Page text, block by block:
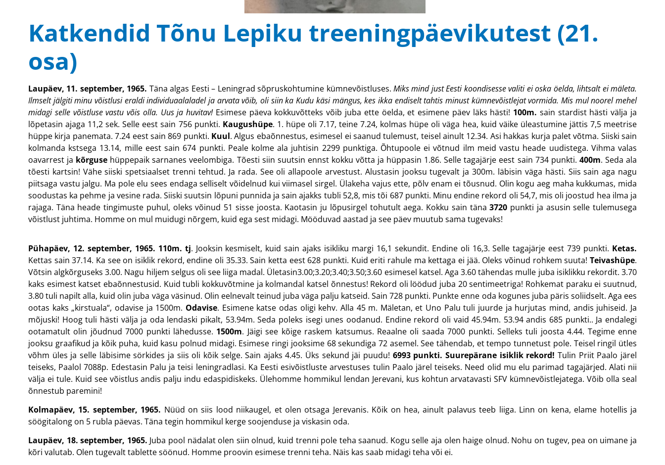
Katkendid Tõnu Lepiku treeningpäevikutest (21.
osa)
Laupäev, 11. september, 1965. Täna algas Eesti – Leningrad sõpruskohtumine kümnevõistluses.Miks mind just Eesti koondisesse valiti ei oska öelda, lihtsalt ei mäleta.
Ilmselt jälgiti minu võistlusi eraldi individuaalaladel ja arvata võib, oli siin ka Kudu käsi mängus, kes ikka endiselt tahtis minust kümnevõistlejat vormida. Mis mul noorel mehel
midagi selle võistluse vastu võis olla. Uus ja huvitav!Esimese päeva kokkuvõtteks võib juba ette öelda, et esimene päev läks hästi! 100m. sain stardist hästi välja ja
lõpetasin ajaga 11,2 sek. Selle eest sain 756 punkti. Kaugushüpe. 1. hüpe oli 7.17, teine 7.24, kolmas hüpe oli väga hea, kuid väike üleastumine jättis 7,5 meetrise
hüppe kirja panemata. 7.24 eest sain 869 punkti. Kuul. Algus ebaõnnestus, esimesel ei saanud tulemust, teisel ainult 12.34. Asi hakkas kurja palet võtma. Siiski sain
kolmanda kstsega 13.14, mille eest sain 674 punkti. Peale kolme ala juhtisin 2299 punktiga. Õhtupoole ei võtnud ilm meid vastu heade uudistega. Vihma valas
oavarrest ja kõrguse hüppepaik sarnanes veelombiga. Tõesti siin suutsin ennst kokku võtta ja hüppasin 1.86. Selle tagajärje eest sain 734 punkti. 400m. Seda ala
tõesti kartsin! Vähe siiski spetsiaalset trenni tehtud. Ja rada. See oli allapoole arvestust. Alustasin jooksu tugevalt ja 300m. läbisin väga hästi. Siis sain aga nagu
piitsaga vastu jalgu. Ma pole elu sees endaga selliselt võidelnud kui viimasel sirgel. Ülakeha vajus ette, põlv enam ei tõusnud. Olin kogu aeg maha kukkumas, mida
soodustas ka pehme ja vesine rada. Siiski suutsin lõpuni punnida ja sain ajakks tubli 52,8, mis tõi 687 punkti. Minu endine rekord oli 54,7, mis oli joostud hea ilma ja
rajaga. Täna heade tingimuste puhul, oleks võinud 51 sisse joosta. Kaotasin ju lõpusirgel tohutult aega. Kokku sain täna3720 punkti ja asusin selle tulemusega
võistlust juhtima. Homme on mul muidugi nõrgem, kuid ega sest midagi. Mööduvad aastad ja see päev muutub sama tugevaks!
Pühapäev, 12. september, 1965. 110m. tj. Jooksin kesmiselt, kuid sain ajaks isikliku margi 16,1 sekundit. Endine oli 16,3. Selle tagajärje eest 739 punkti. Ketas.
Kettas sain 37.14. Ka see on isiklik rekord, endine oli 35.33. Sain ketta eest 628 punkti. Kuid eriti rahule ma kettaga ei jää. Oleks võinud rohkem suuta! Teivashüpe.
Võtsin algkõrguseks 3.00. Nagu hiljem selgus oli see liiga madal. Ületasin3.00;3.20;3.40;3.50;3.60 esimesel katsel. Aga 3.60 tähendas mulle juba isiklikku rekordit. 3.70
kaks esimest katset ebaõnnestusid. Kuid tubli kokkuvõtmine ja kolmandal katsel õnnestus! Rekord oli löödud juba 20 sentimeetriga! Rohkemat paraku ei suutnud,
3.80 tuli napilt alla, kuid olin juba väga väsinud. Olin eelnevalt teinud juba väga palju katseid. Sain 728 punkti. Punkte enne oda kogunes juba päris soliidselt. Aga ees
ootas kaks „kirstuala“, odavise ja 1500m. Odavise. Esimene katse odas oligi kehv. Alla 45 m. Mäletan, et Uno Palu tuli juurde ja hurjutas mind, andis juhiseid. Ja
mõjuski! Hoog tuli hästi välja ja oda lendaski pikalt, 53.94m. Seda poleks isegi unes oodanud. Endine rekord oli vaid 45.94m. 53.94 andis 685 punkti.. Ja endalegi
ootamatult olin jõudnud 7000 punkti lähedusse. 1500m. Jäigi see kõige raskem katsumus. Reaalne oli saada 7000 punkti. Selleks tuli joosta 4.44. Tegime enne
jooksu graafikud ja kõik puha, kuid kasu polnud midagi. Esimese ringi jooksime 68 sekundiga 72 asemel. See tähendab, et tempo tunnetust pole. Teisel ringil ütles
võhm üles ja selle läbisime sörkides ja siis oli kõik selge. Sain ajaks 4.45. Üks sekund jäi puudu! 6993 punkti. Suurepärane isiklik rekord! Tulin Priit Paalo järel
teiseks, Paalol 7088p. Edestasin Palu ja teisi leningradlasi. Ka Eesti esivõistluste arvestuses tulin Paalo järel teiseks. Need olid mu elu parimad tagajärjed. Alati nii
välja ei tule. Kuid see võistlus andis palju indu edaspidiskeks. Ülehomme hommikul lendan Jerevani, kus kohtun arvatavasti SFV kümnevõistlejatega. Võib olla seal
õnnestub paremini!
Kolmapäev, 15. september, 1965. Nüüd on siis lood niikaugel, et olen otsaga Jerevanis. Kõik on hea, ainult palavus teeb liiga. Linn on kena, elame hotellis ja
söögitalong on 5 rubla päevas. Täna tegin hommikul kerge soojenduse ja viskasin oda.
Laupäev, 18. september, 1965. Juba pool nädalat olen siin olnud, kuid trenni pole teha saanud. Kogu selle aja olen haige olnud. Nohu on tugev, pea on uimane ja
kõri valutab. Olen tugevalt tablette söönud. Homme proovin esimese trenni teha. Näis kas saab midagi teha või ei.